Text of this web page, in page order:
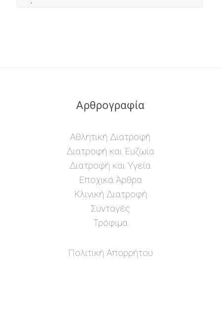
Αρθρογραφία
Αθλητική Διατροφή
Διατροφή και Ευζωία
Διατροφή και Υγεία
Εποχικά Άρθρα
Κλινική Διατροφή
Συνταγές
Τρόφιμα
Πολιτική Απορρήτου